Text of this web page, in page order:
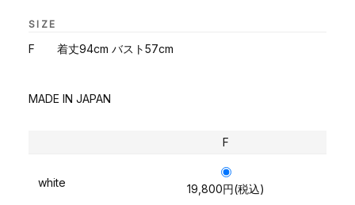
SIZE
F 着丈94cm バスト57cm
MADE IN JAPAN
F
white 19,800円(税込)